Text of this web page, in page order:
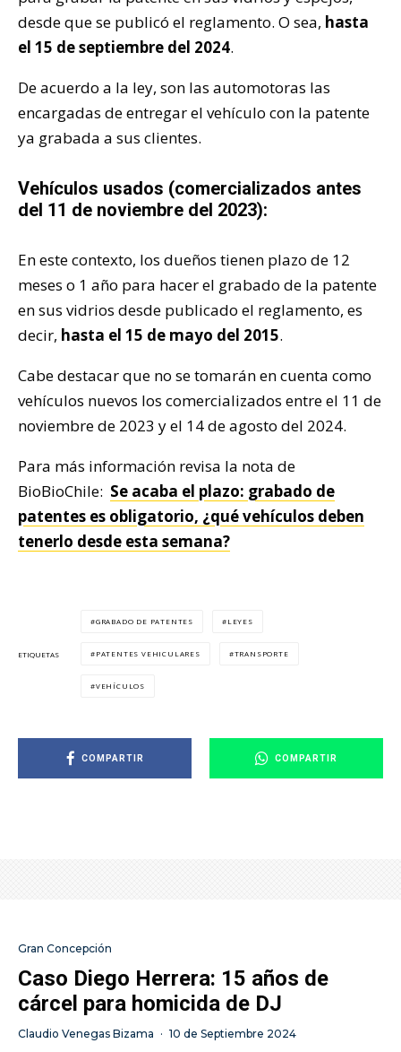
desde que se publicó el reglamento. O sea, hasta
el 15 de septiembre del 2024.
De acuerdo a la ley, son las automotoras las
encargadas de entregar el vehículo con la patente
ya grabada a sus clientes.
Vehículos usados (comercializados antes
del 11 de noviembre del 2023):
En este contexto, los dueños tienen plazo de 12
meses o 1 año para hacer el grabado de la patente
en sus vidrios desde publicado el reglamento, es
decir, hasta el 15 de mayo del 2015.
Cabe destacar que no se tomarán en cuenta como
vehículos nuevos los comercializados entre el 11 de
noviembre de 2023 y el 14 de agosto del 2024.
Para más información revisa la nota de
BioBioChile: Se acaba el plazo: grabado de
patentes es obligatorio, ¿qué vehículos deben
tenerlo desde esta semana?
ETIQUETAS
GRABADO DE PATENTES LEYES
PATENTES VEHICULARES TRANSPORTE
VEHÍCULOS
COMPARTIR COMPARTIR
Gran Concepción
Caso Diego Herrera: 15 años de
cárcel para homicida de DJ
Claudio Venegas Bizama · 10 de Septiembre 2024